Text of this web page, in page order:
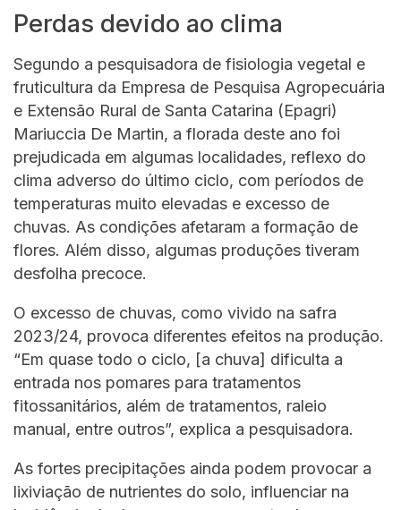
Perdas devido ao clima
Segundo a pesquisadora de fisiologia vegetal e
fruticultura da Empresa de Pesquisa Agropecuária
e Extensão Rural de Santa Catarina (Epagri)
Mariuccia De Martin, a florada deste ano foi
prejudicada em algumas localidades, reflexo do
clima adverso do último ciclo, com períodos de
temperaturas muito elevadas e excesso de
chuvas. As condições afetaram a formação de
flores. Além disso, algumas produções tiveram
desfolha precoce.
O excesso de chuvas, como vivido na safra
2023/24, provoca diferentes efeitos na produção.
“Em quase todo o ciclo, [a chuva] dificulta a
entrada nos pomares para tratamentos
fitossanitários, além de tratamentos, raleio
manual, entre outros”, explica a pesquisadora.
As fortes precipitações ainda podem provocar a
lixiviação de nutrientes do solo, influenciar na